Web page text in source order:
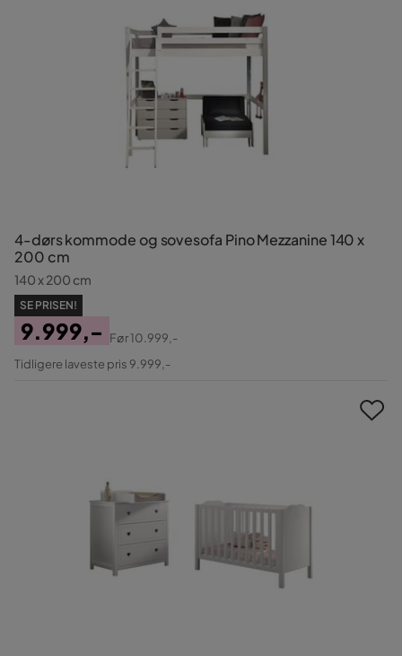
4-dørs kommode og sovesofa Pino Mezzanine 140 x
200 cm
140 x 200 cm
SE PRISEN!
Pris
9.999,-
Original
Før10.999,-
Tidligere laveste pris 9.999,-